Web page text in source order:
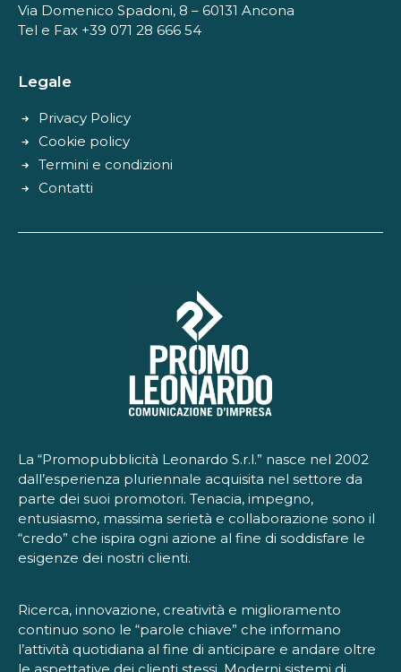
Via Domenico Spadoni, 8 – 60131 Ancona
Tel e Fax +39 071 28 666 54
Legale
Privacy Policy
Cookie policy
Termini e condizioni
Contatti
La “Promopubblicità Leonardo S.r.l.” nasce nel 2002
dall’esperienza pluriennale acquisita nel settore da
parte dei suoi promotori. Tenacia, impegno,
entusiasmo, massima serietà e collaborazione sono il
“credo” che ispira ogni azione al fine di soddisfare le
esigenze dei nostri clienti.
Ricerca, innovazione, creatività e miglioramento
continuo sono le “parole chiave” che informano
l’attività quotidiana al fine di anticipare e andare oltre